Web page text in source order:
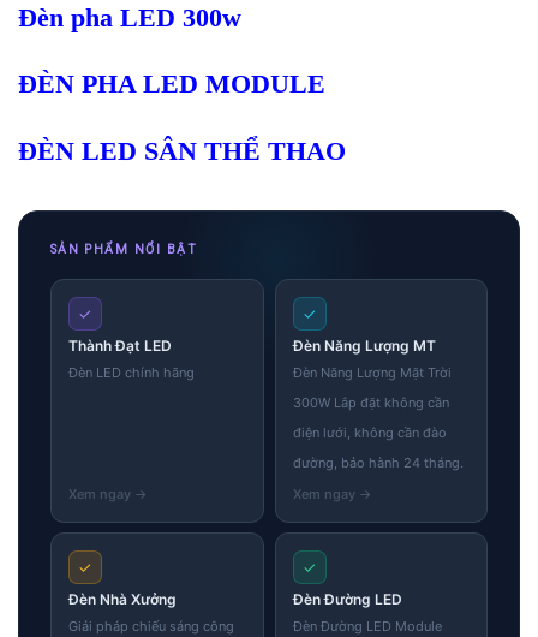
Đèn pha LED 300w
ĐÈN PHA LED MODULE
ĐÈN LED SÂN THỂ THAO
SẢN PHẨM NỔI BẬT
✓
Thành Đạt LED
Đèn LED chính hãng
✓
Đèn Năng Lượng MT
Đèn Năng Lượng Mặt Trời
300W Lắp đặt không cần
điện lưới, không cần đào
đường, bảo hành 24 tháng.
✓
Đèn Nhà Xưởng
Giải pháp chiếu sáng công
✓
Đèn Đường LED
Đèn Đường LED Module